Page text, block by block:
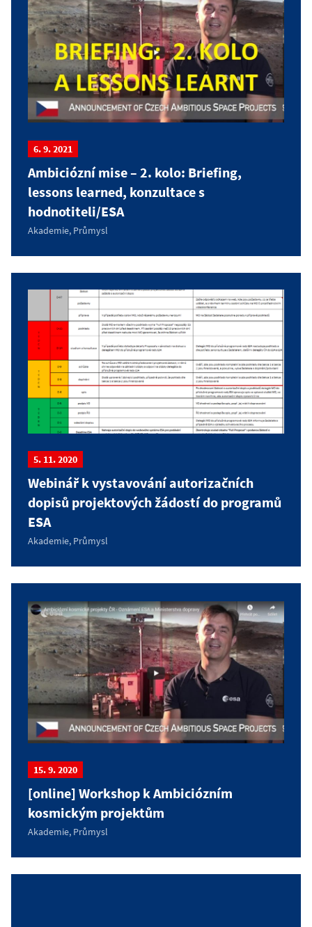
6. 9. 2021
Ambiciózní mise – 2. kolo: Briefing,
lessons learned, konzultace s
hodnotiteli/ESA
Akademie, Průmysl
5. 11. 2020
Webinář k vystavování autorizačních
dopisů projektových žádostí do programů
ESA
Akademie, Průmysl
15. 9. 2020
[online] Workshop k Ambiciózním
kosmickým projektům
Akademie, Průmysl